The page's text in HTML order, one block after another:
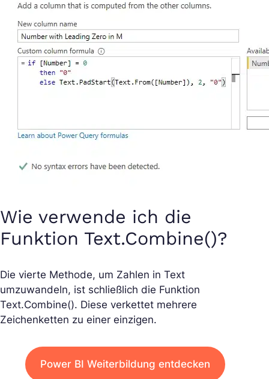
Wie verwende ich die
Funktion Text.Combine()?
Die vierte Methode, um Zahlen in Text
umzuwandeln, ist schließlich die Funktion
Text.Combine(). Diese verkettet mehrere
Zeichenketten zu einer einzigen.
Power BI Weiterbildung entdecken